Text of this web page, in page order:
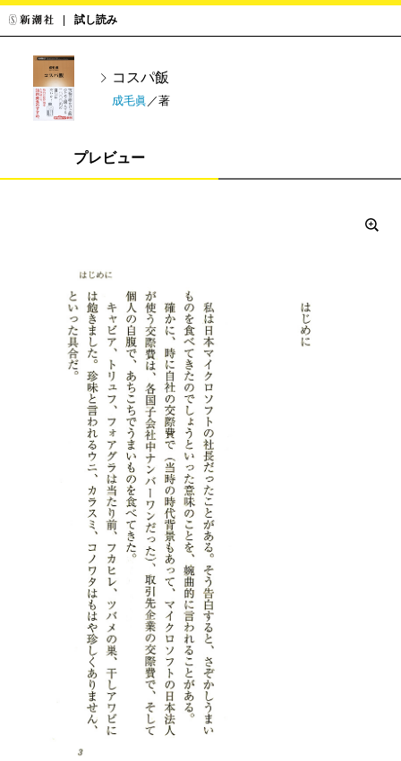
試し読み
コスパ飯
成毛眞 ／著
プレビュー